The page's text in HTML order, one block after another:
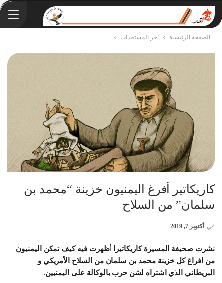
الصفحة الرئيسية اخر المستجدات
كاريكاتير أفرغ اليمنيون خزينة “محمد بن
سلمان” من السلاح
في أكتوبر 7, 2019
نشرت صحيفة المسيرة كاريكاتيرا أظهرت فيه كيف تمكن اليمنيون
من افراغ كل خزينة محمد بن سلمان من السلاح الأمريكي و
البريطاني الذي اشتراه لشن حرب بالوكالة على اليمنيين.